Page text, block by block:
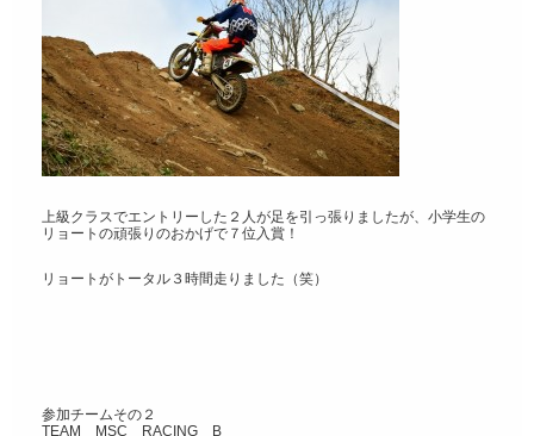
上級クラスでエントリーした２人が足を引っ張りましたが、小学生の
リョートの頑張りのおかげで７位入賞！
リョートがトータル３時間走りました（笑）
参加チームその２
TEAM MSC RACING B